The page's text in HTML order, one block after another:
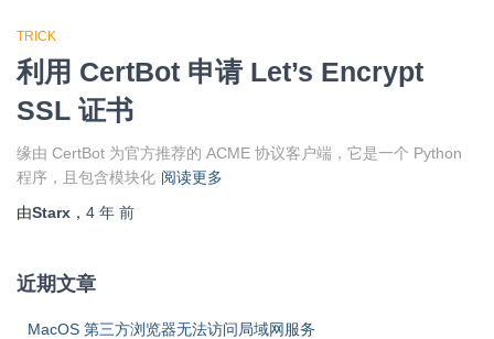
TRICK
利用 CertBot 申请 Let’s Encrypt
SSL 证书
缘由 CertBot 为官方推荐的 ACME 协议客户端，它是一个 Python
程序，且包含模块化 阅读更多
由Starx ， 4 年 前
近期文章
MacOS 第三方浏览器无法访问局域网服务